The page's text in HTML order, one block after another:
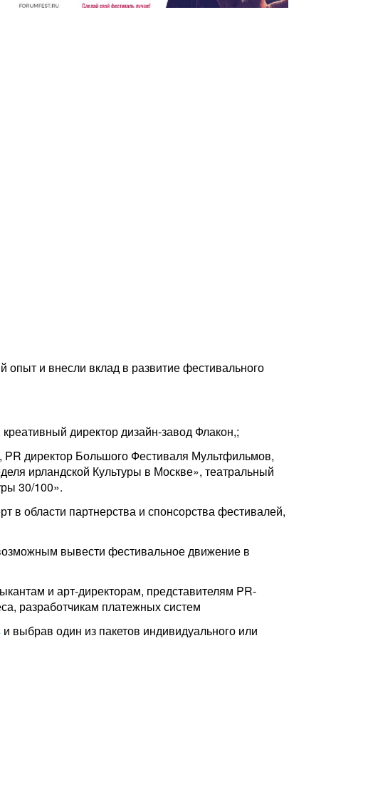
и внесли вклад в развитие фестивального
директор дизайн-завод Флакон,;
PR директор Большого Фестиваля Мультфильмов,
ирландской Культуры в Москве», театральный
30/100».
в области партнерства и спонсорства фестивалей,
вывести фестивальное движение в
и арт-директорам, представителям PR-
разработчикам платежных систем
и выбрав один из пакетов индивидуального или